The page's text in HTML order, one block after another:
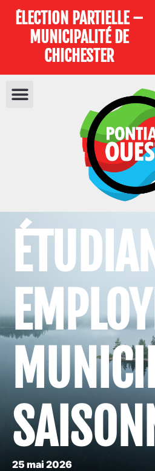
ÉLECTION PARTIELLE –
MUNICIPALITÉ DE
CHICHESTER
25 mai 2026